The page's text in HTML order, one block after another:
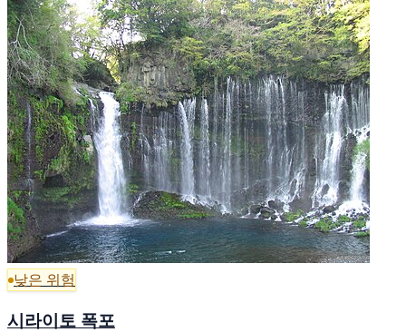
낮은 위험
시라이토 폭포